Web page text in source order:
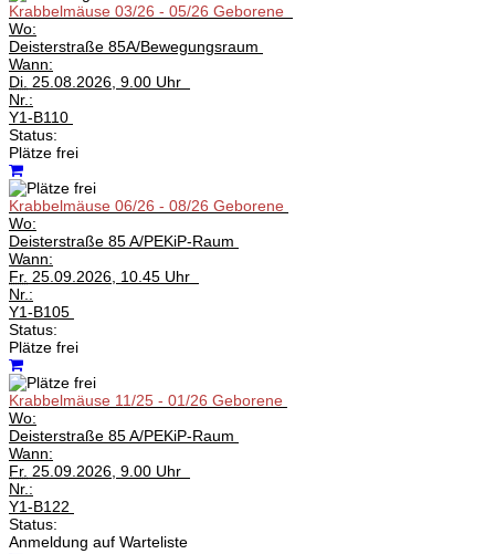
Krabbelmäuse 03/26 - 05/26 Geborene
Wo:
Deisterstraße 85A/Bewegungsraum
Wann:
Di. 25.08.2026, 9.00 Uhr
Nr.:
Y1-B110
Status:
Plätze frei
Krabbelmäuse 06/26 - 08/26 Geborene
Wo:
Deisterstraße 85 A/PEKiP-Raum
Wann:
Fr. 25.09.2026, 10.45 Uhr
Nr.:
Y1-B105
Status:
Plätze frei
Krabbelmäuse 11/25 - 01/26 Geborene
Wo:
Deisterstraße 85 A/PEKiP-Raum
Wann:
Fr. 25.09.2026, 9.00 Uhr
Nr.:
Y1-B122
Status:
Anmeldung auf Warteliste